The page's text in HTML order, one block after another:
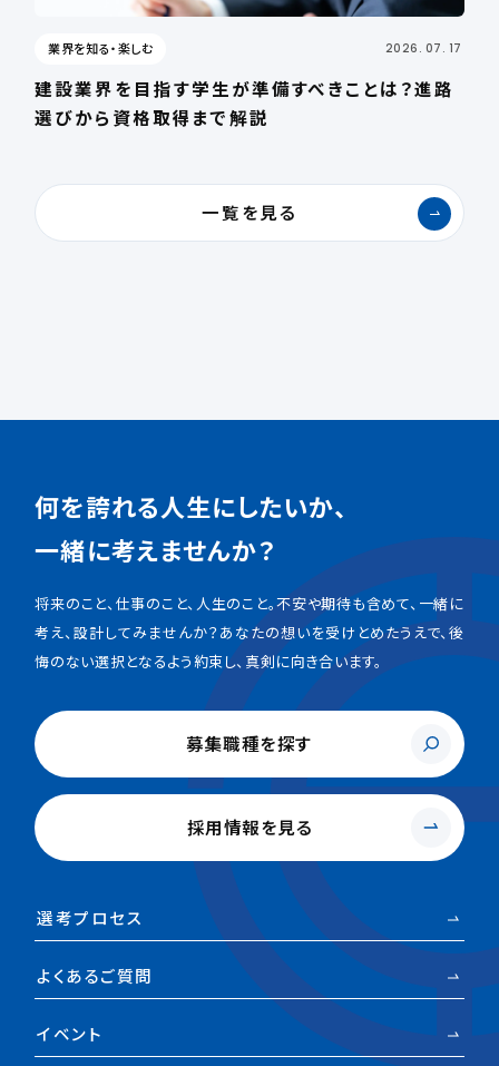
業界を知る・楽しむ 2026. 07. 17
建設業界を目指す学生が準備すべきことは？進路
選びから資格取得まで解説
一覧を見る
何を誇れる人生にしたいか、
一緒に考えませんか？
将来のこと、仕事のこと、人生のこと。不安や期待も含めて、一緒に
考え、設計してみませんか？あなたの想いを受けとめたうえで、後
悔のない選択となるよう約束し、真剣に向き合います。
募集職種を探す
採用情報を見る
選考プロセス
よくあるご質問
イベント